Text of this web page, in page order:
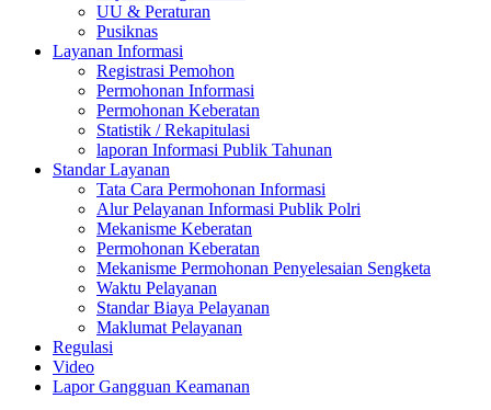
UU & Peraturan
Pusiknas
Layanan Informasi
Registrasi Pemohon
Permohonan Informasi
Permohonan Keberatan
Statistik / Rekapitulasi
laporan Informasi Publik Tahunan
Standar Layanan
Tata Cara Permohonan Informasi
Alur Pelayanan Informasi Publik Polri
Mekanisme Keberatan
Permohonan Keberatan
Mekanisme Permohonan Penyelesaian Sengketa
Waktu Pelayanan
Standar Biaya Pelayanan
Maklumat Pelayanan
Regulasi
Video
Lapor Gangguan Keamanan